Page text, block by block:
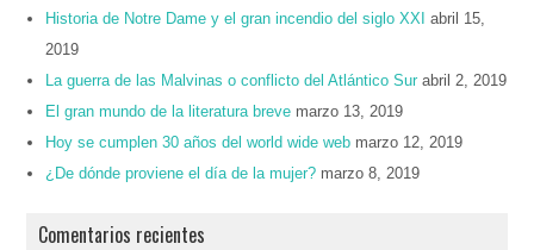
Historia de Notre Dame y el gran incendio del siglo XXI
abril 15,
2019
La guerra de las Malvinas o conflicto del Atlántico Sur abril 2, 2019
El gran mundo de la literatura breve marzo 13, 2019
Hoy se cumplen 30 años del world wide web marzo 12, 2019
¿De dónde proviene el día de la mujer? marzo 8, 2019
Comentarios recientes